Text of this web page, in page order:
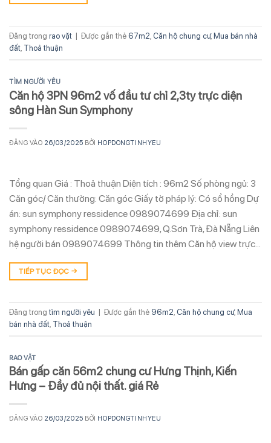
Đăng trong rao vặt Được gắn thẻ 67m2, Căn hộ chung cư, Mua bán nhà
đất, Thoả thuận
TÌM NGƯỜI YÊU
Căn hộ 3PN 96m2 vố đầu tư chỉ 2,3ty trực diện
sông Hàn Sun Symphony
ĐĂNG VÀO 26/03/2025 BỞI HOPDONGTINHYEU
Tổng quan Giá : Thoả thuận Diện tích : 96m2 Số phòng ngủ: 3
Căn góc/ Căn thường: Căn góc Giấy tờ pháp lý: Có sổ hồng Dự
án: sun symphony ressidence 0989074699 Địa chỉ: sun
symphony ressidence 0989074699, Q.Sơn Trà, Đà Nẵng Liên
hệ người bán 0989074699 Thông tin thêm Căn hộ view trực…
TIẾP TỤC ĐỌC →
Đăng trong tìm người yêu Được gắn thẻ 96m2 Căn hộ chung cư, Mua
bán nhà đất Thoả thuận
RAO VẶT
Bán gấp căn 56m2 chung cư Hưng Thịnh, Kiến
Hưng – Đầy đủ nội thất. giá Rẻ
ĐĂNG VÀO 26/03/2025 BỞI HOPDONGTINHYEU